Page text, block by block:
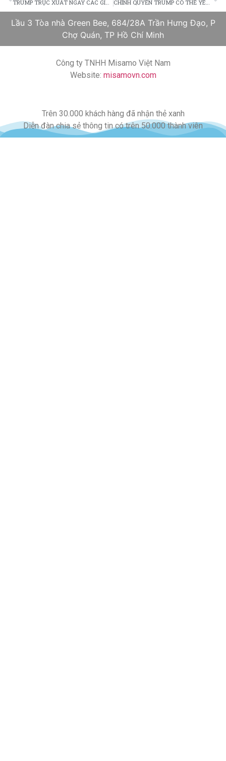
Lầu 3 Tòa nhà Green Bee, 684/28A Trần Hưng Đạo, P
Chợ Quán, TP Hồ Chí Minh
Công ty TNHH Misamo Việt Nam
Website: misamovn.com
Trên 30.000 khách hàng đã nhận thẻ xanh
Diễn đàn chia sẻ thông tin có trên 50.000 thành viên